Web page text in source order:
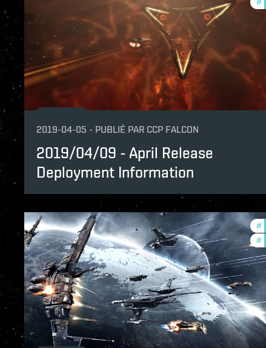
2019-04-05 - PUBLIÉ PAR CCP FALCON
2019/04/09 - April Release
Deployment Information
#
#